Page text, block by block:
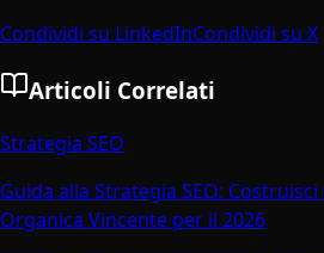
Condividi su LinkedInCondividi su X
Articoli Correlati
Strategia SEO
Guida alla Strategia SEO:
Organica Vincente per il 2026